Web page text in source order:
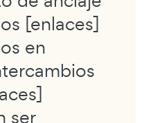
[enlaces]
en
ser